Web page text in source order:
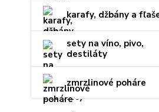
karafy, džbány a
sety na víno, pivo,
destiláty
zmrzlinové poháre